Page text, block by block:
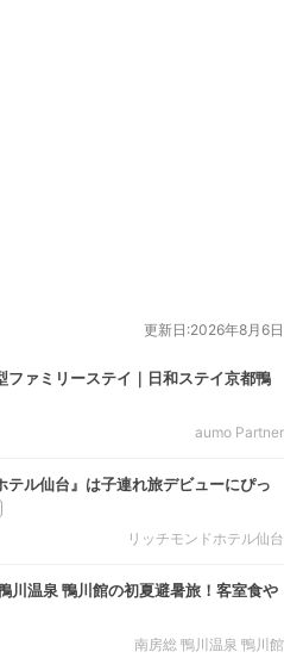
更新日:2026年8月6日
ファミリーステイ｜日和ステイ京都鴨
aumo Partner
テル仙台』は子連れ旅デビューにぴっ
リッチモンドホテル仙台
川温泉 鴨川館の初夏避暑旅！客室食や
南房総 鴨川温泉 鴨川館